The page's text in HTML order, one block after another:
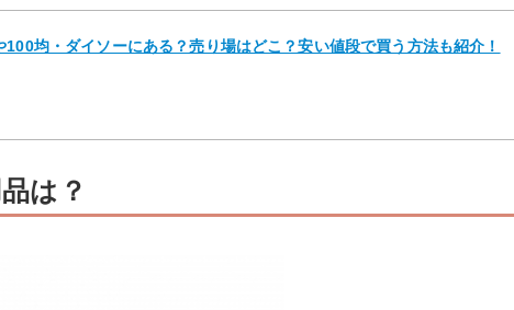
100均・ダイソーにある？売り場はどこ？安い値段で買う方法も紹介！
は？